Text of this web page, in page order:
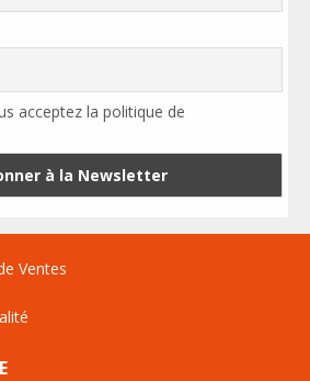
acceptez la politique de
Ventes